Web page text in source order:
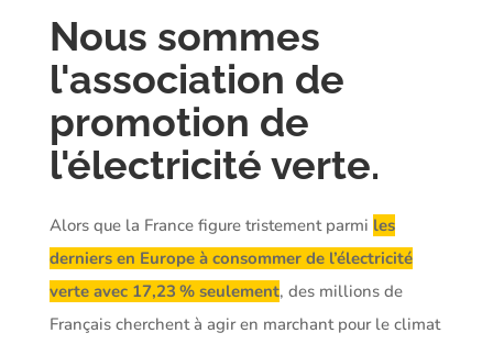
Nous sommes
l'association de
promotion de
l'électricité verte.
Alors que la France figure tristement parmi les
derniers en Europe à consommer de l’électricité
verte avec 17,23 % seulement, des millions de
Français cherchent à agir en marchant pour le climat